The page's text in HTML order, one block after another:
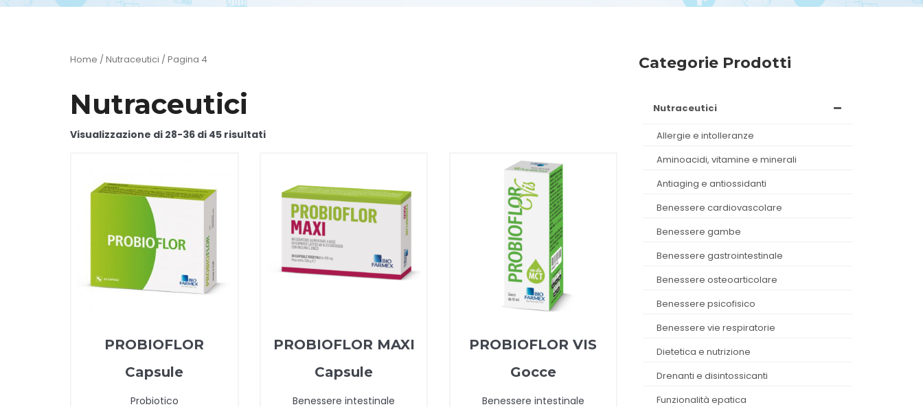
Home /Nutraceutici / Pagina 4
Nutraceutici
Visualizzazione di 28-36 di 45 risultati
PROBIOFLOR
Capsule
Probiotico
PROBIOFLOR MAXI
Capsule
Benessere intestinale
PROBIOFLOR VIS
Gocce
Benessere intestinale
Categorie Prodotti
nutraceutici
allergie e intolleranze
aminoacidi, vitamine e minerali
antiaging e antiossidanti
benessere cardiovascolare
benessere gambe
benessere gastrointestinale
benessere osteoarticolare
benessere psicofisico
benessere vie respiratorie
dietetica e nutrizione
drenanti e disintossicanti
funzionalità epatica